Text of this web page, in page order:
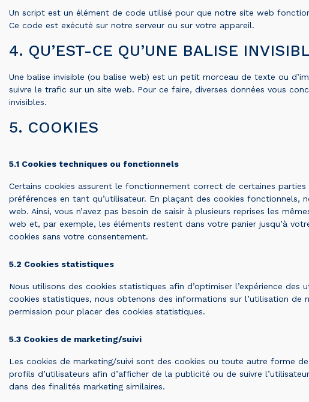
Un script est un élément de code utilisé pour que notre site web
Ce code est exécuté sur notre serveur ou sur votre appareil.
4. QU’EST-CE QU’UNE BALISE
Une balise invisible (ou balise web) est un petit morceau de texte ou
suivre le trafic sur un site web. Pour ce faire, diverses données vous
invisibles.
5. COOKIES
5.1 Cookies techniques ou fonctionnels
Certains cookies assurent le fonctionnement correct de certaines
préférences en tant qu’utilisateur. En plaçant des cookies fonctionnels,
web. Ainsi, vous n’avez pas besoin de saisir à plusieurs reprises les
web et, par exemple, les éléments restent dans votre panier jusqu’à
cookies sans votre consentement.
5.2 Cookies statistiques
Nous utilisons des cookies statistiques afin d’optimiser l’expérience des
cookies statistiques, nous obtenons des informations sur l’utilisation de
permission pour placer des cookies statistiques.
5.3 Cookies de marketing/suivi
Les cookies de marketing/suivi sont des cookies ou toute autre forme
profils d’utilisateurs afin d’afficher de la publicité ou de suivre
dans des finalités marketing similaires.